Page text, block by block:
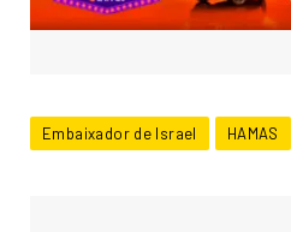
Embaixador de Israel HAMAS